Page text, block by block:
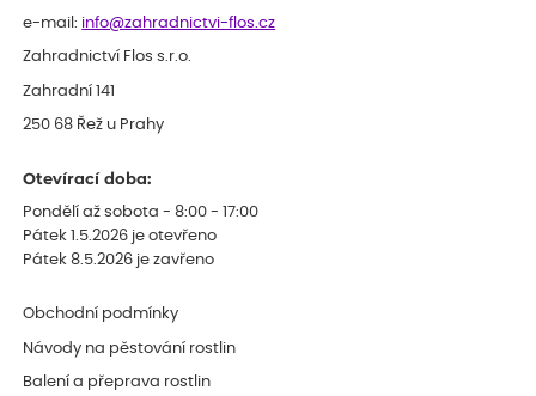
e-mail: info@zahradnictvi-flos.cz
Zahradnictví Flos s.r.o.
Zahradní 141
250 68 Řež u Prahy
Otevírací doba:
Pondělí až sobota - 8:00 - 17:00
Pátek 1.5.2026 je otevřeno
Pátek 8.5.2026 je zavřeno
Obchodní podmínky
Návody na pěstování rostlin
Balení a přeprava rostlin